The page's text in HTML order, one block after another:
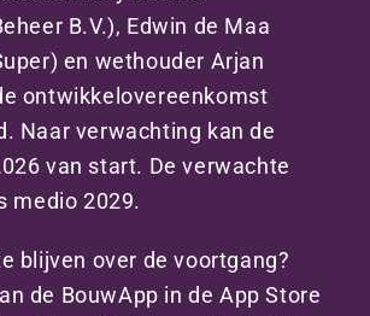
B.V.), Edwin de Maa
en wethouder Arjan
ontwikkelovereenkomst
Naar verwachting kan de
van start. De verwachte
medio 2029.
blijven over de voortgang?
de BouwApp in de App Store